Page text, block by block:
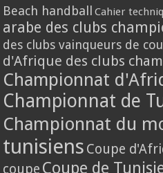
Beach handball Cahier
arabe des clubs
des clubs vainqueurs de
d'Afrique des clubs
Championnat
Championnat de
Championnat du
tunisiens Coupe
coupe Coupe de